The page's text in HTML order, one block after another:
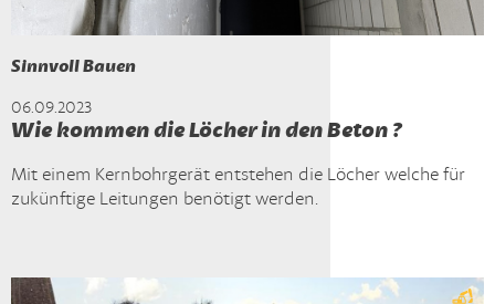
Sinnvoll Bauen
06.09.2023
Wie kommen die Löcher in den Beton ?
Mit einem Kernbohrgerät entstehen die Löcher welche für
zukünftige Leitungen benötigt werden.